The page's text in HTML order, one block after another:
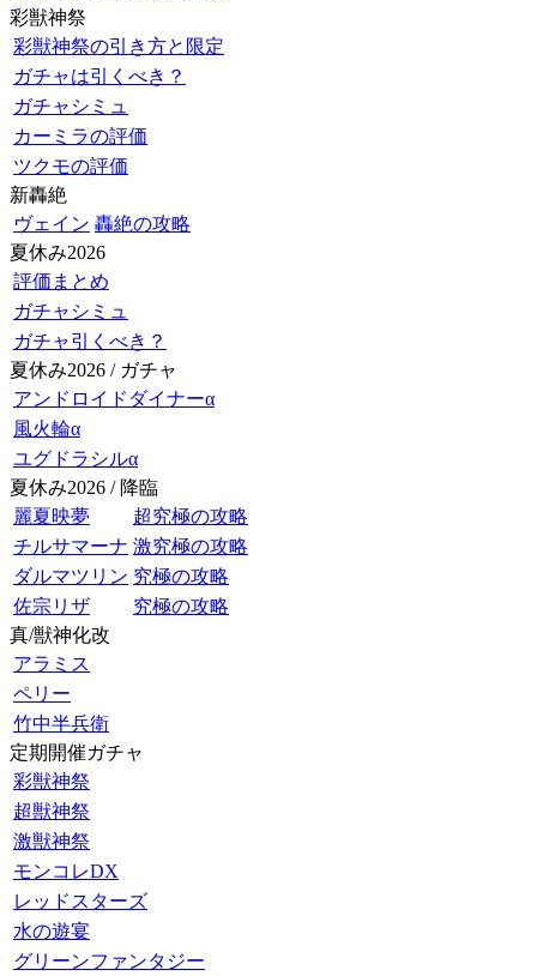
彩獣神祭
彩獣神祭の引き方と限定
ガチャは引くべき？
ガチャシミュ
カーミラの評価
ツクモの評価
新轟絶
ヴェイン 轟絶の攻略
夏休み2026
評価まとめ
ガチャシミュ
ガチャ引くべき？
夏休み2026 / ガチャ
アンドロイドダイナーα
風火輪α
ユグドラシルα
夏休み2026 / 降臨
麗夏映夢
超究極の攻略
チルサマーナ 激究極の攻略
ダルマツリン 究極の攻略
佐宗リザ
究極の攻略
真/獣神化改
アラミス
ペリー
竹中半兵衛
定期開催ガチャ
彩獣神祭
超獣神祭
激獣神祭
モンコレDX
レッドスターズ
水の遊宴
グリーンファンタジー